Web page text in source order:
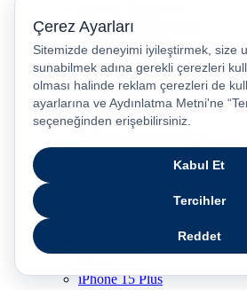
Vergisiz Bilgisayarlar
Karne Hediyeleri
Kurban Bayramı Kampanyası
Resmi Tatil Günleri
Pasaj Ödeme Teklifleri
Anneler Günü Hediyeleri
Babalar Günü
Popüler Ürünler
iPhone 17 Pro Max
iPhone 15 Plus